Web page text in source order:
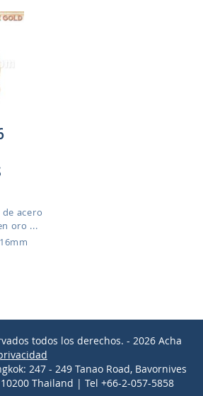
acero
oro ...
todos los derechos. - 2026 Acha
247 - 249 Tanao Road, Bavornives
Thailand | Tel +66-2-057-5858